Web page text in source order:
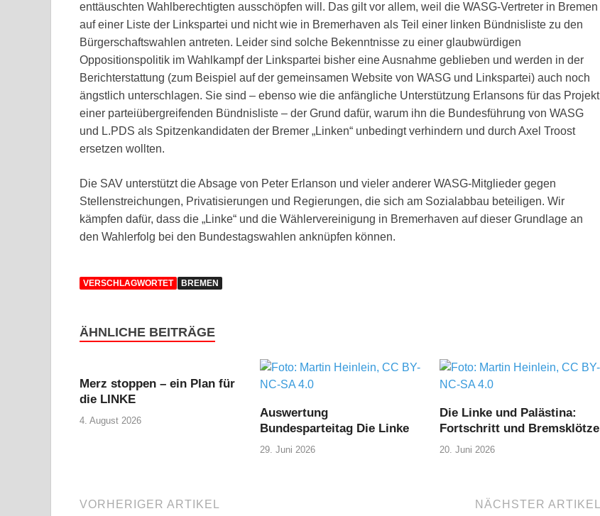
enttäuschten Wahlberechtigten ausschöpfen will. Das gilt vor allem, weil die WASG-Vertreter in Bremen
auf einer Liste der Linkspartei und nicht wie in Bremerhaven als Teil einer linken Bündnisliste zu den
Bürgerschaftswahlen antreten. Leider sind solche Bekenntnisse zu einer glaubwürdigen
Oppositionspolitik im Wahlkampf der Linkspartei bisher eine Ausnahme geblieben und werden in der
Berichterstattung (zum Beispiel auf der gemeinsamen Website von WASG und Linkspartei) auch noch
ängstlich unterschlagen. Sie sind – ebenso wie die anfängliche Unterstützung Erlansons für das Projekt
einer parteiübergreifenden Bündnisliste – der Grund dafür, warum ihn die Bundesführung von WASG
und L.PDS als Spitzenkandidaten der Bremer „Linken“ unbedingt verhindern und durch Axel Troost
ersetzen wollten.
Die SAV unterstützt die Absage von Peter Erlanson und vieler anderer WASG-Mitglieder gegen
Stellenstreichungen, Privatisierungen und Regierungen, die sich am Sozialabbau beteiligen. Wir
kämpfen dafür, dass die „Linke“ und die Wählervereinigung in Bremerhaven auf dieser Grundlage an
den Wahlerfolg bei den Bundestagswahlen anknüpfen können.
VERSCHLAGWORTET BREMEN
ÄHNLICHE BEITRÄGE
Merz stoppen – ein Plan für
die LINKE
4. August 2026
Auswertung
Bundesparteitag Die Linke
29. Juni 2026
Die Linke und Palästina:
Fortschritt und Bremsklötze
20. Juni 2026
VORHERIGER ARTIKEL
NÄCHSTER ARTIKEL